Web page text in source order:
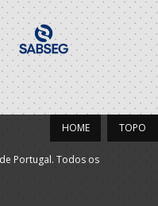
Nac.
TOPO
HOME
Portugal. Todos os